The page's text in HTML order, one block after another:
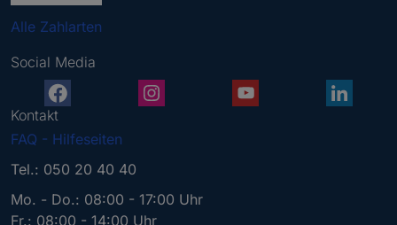
i
e
i
g
ü
l
i
Alle Zahlarten
Social Media
Kontakt
FAQ - Hilfeseiten
Tel.: 050 20 40 40
Mo. - Do.: 08:00 - 17:00 Uhr
Fr.: 08:00 - 14:00 Uhr